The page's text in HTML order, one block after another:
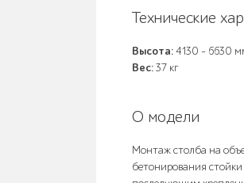
Технические
Высота:4130 - 6630
Вес:37 кг
О модели
Монтаж столба на
бетонирования